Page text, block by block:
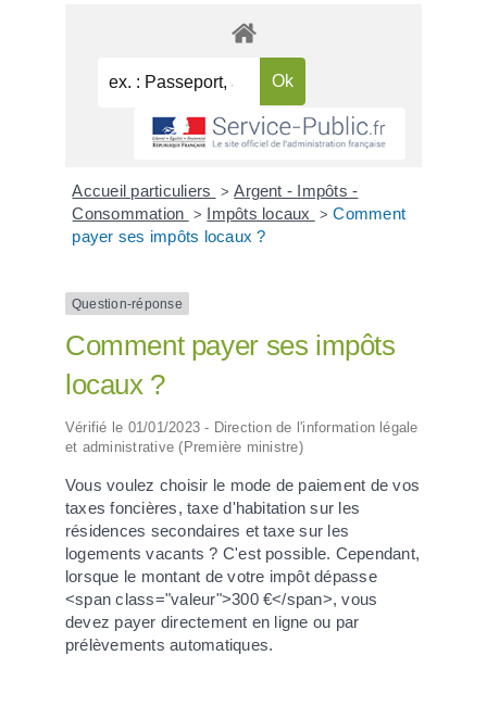
Accueil particuliers > Argent - Impôts -
Consommation > Impôts locaux > Comment
payer ses impôts locaux ?
Question-réponse
Comment payer ses impôts
locaux ?
Vérifié le 01/01/2023 - Direction de l'information légale
et administrative (Première ministre)
Vous voulez choisir le mode de paiement de vos
taxes foncières, taxe d'habitation sur les
résidences secondaires et taxe sur les
logements vacants ? C'est possible. Cependant,
lorsque le montant de votre impôt dépasse
<span class="valeur">300 €</span>, vous
devez payer directement en ligne ou par
prélèvements automatiques.